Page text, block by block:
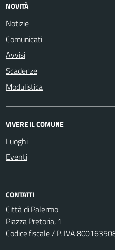
NOVITÀ
Notizie
Comunicati
Avvisi
Scadenze
Modulistica
VIVERE IL COMUNE
Luoghi
Eventi
CONTATTI
Città di Palermo
Piazza Pretoria, 1
Codice fiscale / P.